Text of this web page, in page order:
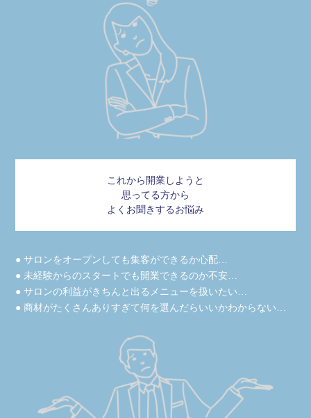
これから開業しようと
思ってる方から
よくお聞きするお悩み
● サロンをオープンしても集客ができるか心配…
● 未経験からのスタートでも開業できるのか不安…
● サロンの利益がきちんと出るメニューを扱いたい…
● 商材がたくさんありすぎて何を選んだらいいかわからない…